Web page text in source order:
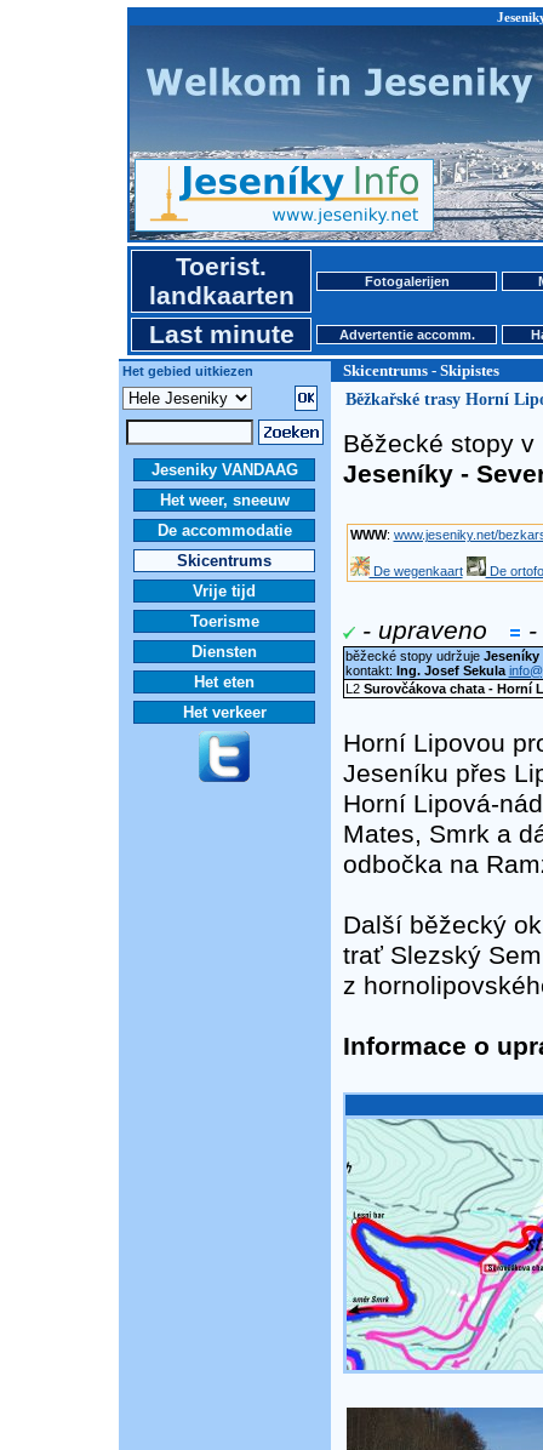
Toerist.
landkaarten
Fotogalerijen
Last minute Advertentie accomm.
Het gebied uitkiezen Skicentrums - Skipistes
Jeseniky VANDAAG
Het weer, sneeuw
De accommodatie
Skicentrums
Vrije tijd
Toerisme
Diensten
Het eten
Het verkeer
Běžkařské trasy Horní
Běžecké stopy
Jeseníky -
WWW: www.jeseniky.net/
De wegenkaart De
- upraveno
běžecké stopy udržuje Jeseníky
kontakt: Ing. Josef Sekula
L2 Surovčákova chata - Horní
Horní Lipovou
Jeseníku přes
Horní Lipová-
Mates, Smrk a
odbočka na
Další běžecký
trať Slezský
z
Informace o